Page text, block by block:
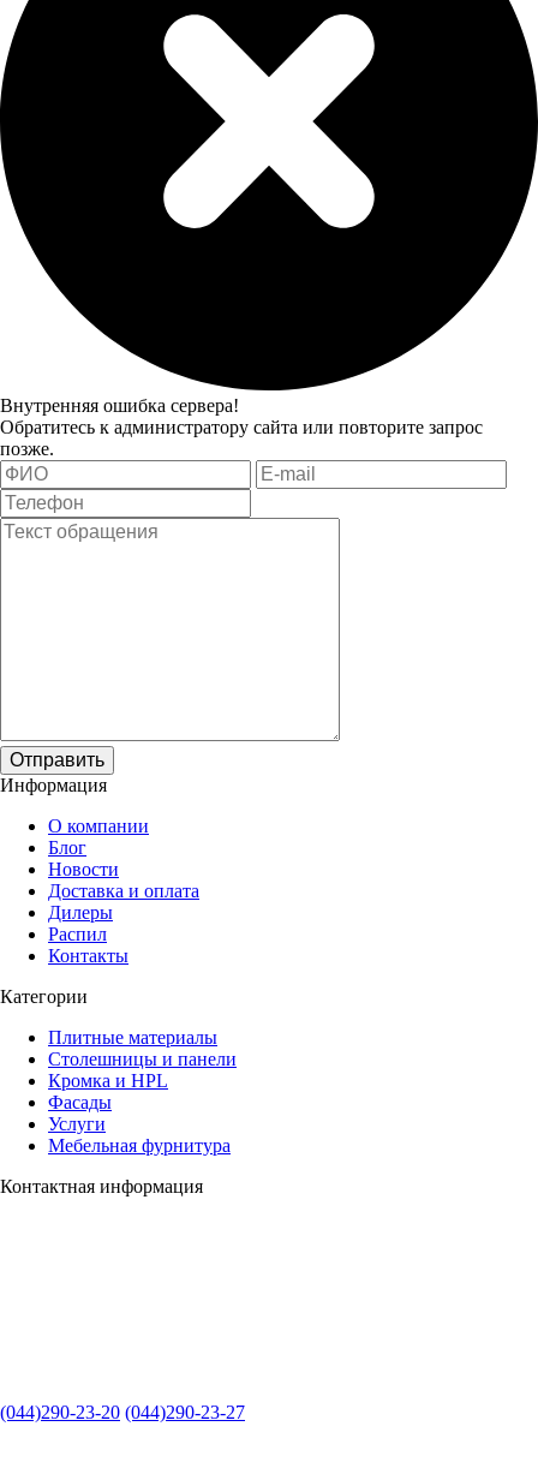
Внутренняя ошибка сервера!
Обратитесь к администратору сайта или повторите запрос
позже.
Отправить
Информация
О компании
Блог
Новости
Доставка и оплата
Дилеры
Распил
Контакты
Категории
Плитные материалы
Столешницы и панели
Кромка и HPL
Фасады
Услуги
Мебельная фурнитура
Контактная информация
(044)290-23-20 (044)290-23-27